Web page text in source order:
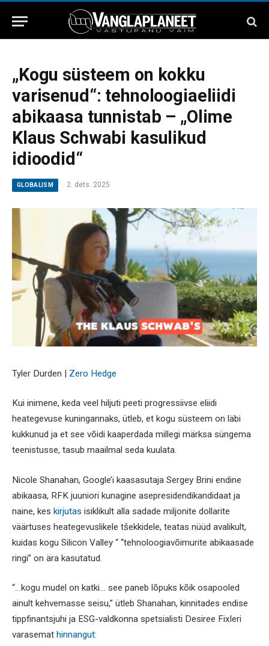
„Kogu süsteem on kokku
varisenud“: tehnoloogiaeliidi
abikaasa tunnistab – „Olime
Klaus Schwabi kasulikud
idioodid“
GLOBALISM 2. dets. 2025
Tyler Durden | Zero Hedge
Kui inimene, keda veel hiljuti peeti progressiivse eliidi
heategevuse kuningannaks, ütleb, et kogu süsteem on läbi
kukkunud ja et see võidi kaaperdada millegi märksa süngema
teenistusse, tasub maailmal seda kuulata.
Nicole Shanahan, Google’i kaasasutaja Sergey Brini endine
abikaasa, RFK juuniori kunagine asepresidendikandidaat ja
naine, kes kirjutas isiklikult alla sadade miljonite dollarite
väärtuses heategevuslikele tšekkidele, teatas nüüd avalikult,
kuidas kogu Silicon Valley “ “tehnoloogiavõimurite abikaasade
ringi” on ära kasutatud.
“…kogu mudel on katki… see paneb lõpuks kõik osapooled
ainult kehvemasse seisu,” ütleb Shanahan, kinnitades endise
tippfinantsjuhi ja ESG-valdkonna spetsialisti Desiree Fixleri
varasemat hinnangut: